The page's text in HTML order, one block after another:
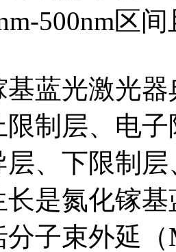
500nm区
光激光器
制层、电
层、下限制
长是氮化镓
子束外延